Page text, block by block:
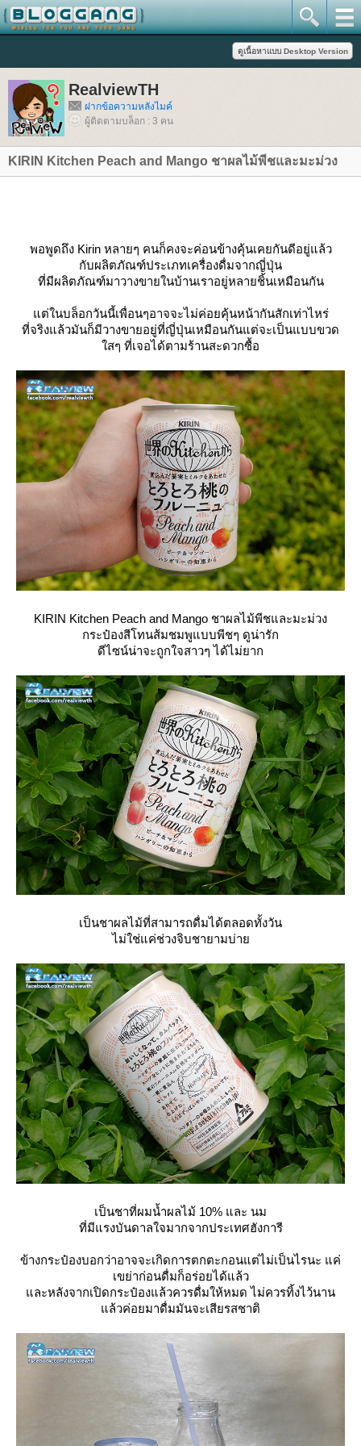
RealviewTH
ฝากข้อความหลังไมค์
ผู้ติดตามบล็อก : 3 คน
KIRIN Kitchen Peach and Mango ชาผลไม้พีชและมะม่วง
พอพูดถึง Kirin หลายๆ คนก็คงจะค่อนข้างคุ้นเคยกันดีอยู่แล้ว
กับผลิตภัณฑ์ประเภทเครื่องดื่มจากญี่ปุ่น
ที่มีผลิตภัณฑ์มาวางขายในบ้านเราอยู่หลายชิ้นเหมือนกัน
ต่ในบล็อกวันนี้เพื่อนๆอาจจะไม่ค่อยคุ้นหน้ากันสักเท่าไหร่
ที่จริงแล้วมันก็มีวางขายอยู่ที่ญี่ปุ่นเหมือนกันแต่จะเป็นแบบขวด
สๆ ที่เจอได้ตามร้านสะดวกซื้อ
KIRIN Kitchen Peach and Mango ชาผลไม้พีชและมะม่วง
กระป๋องสีโทนส้มชมพูแบบพีชๆ ดูน่ารัก
ดีไซน์น่าจะถูกใจสาวๆ ได้ไม่ยาก
เป็นชาผลไม้ที่สามารถดื่มได้ตลอดทั้งวัน
ไม่ใช่แค่ช่วงจิบชายามบ่า
เป็นชาที่ผมน้ำผลไม้ 10% และ นม
ที่มีแรงบันดาลใจมากจากประเทศฮังการี
ข้างกระป๋องบอกว่าอาจจะเกิดการตกตะกอนแต่ไม่เป็นไรนะ แค่
เขย่าก่อนดื่มก็อร่อยได้แล้ว
ละหลังจากเปิดกระป๋องแล้วควรดื่มให้หมด ไม่ควรทิ้งไว้นาน
ล้วค่อยมาดื่มมันจะเสียรสชาติ